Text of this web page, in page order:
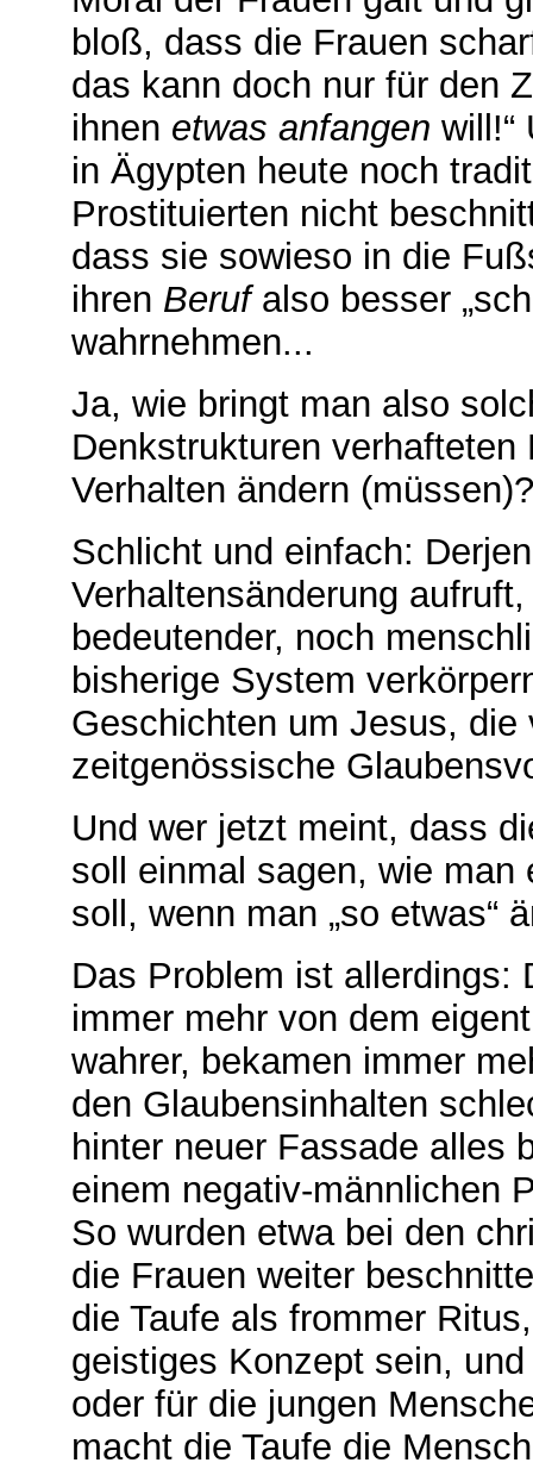
bloß, dass die Frauen
das kann doch nur für den
ihnen etwas anfangen will!“
in Ägypten heute noch
Prostituierten nicht
dass sie sowieso in die
ihren Berufalso besser
wahrnehmen...
Ja, wie bringt man also
Denkstrukturen
Verhalten ändern (müssen)?
Schlicht und einfach:
Verhaltensänderung
bedeutender, noch
bisherige System
Geschichten um Jesus,
zeitgenössische
Und wer jetzt meint, dass
soll einmal sagen, wie
soll, wenn man „so etwas“
Das Problem ist allerdings:
immer mehr von dem
wahrer, bekamen immer
den Glaubensinhalten
hinter neuer Fassade alles
einem negativ-männlichen
So wurden etwa bei den
die Frauen weiter
die Taufe als frommer
geistiges Konzept sein,
oder für die jungen
macht die Taufe die